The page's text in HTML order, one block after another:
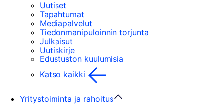
Uutiset
Tapahtumat
Mediapalvelut
Tiedonmanipuloinnin torjunta
Julkaisut
Uutiskirje
Edustuston kuulumisia
Katso kaikki
Yritystoiminta ja rahoitus